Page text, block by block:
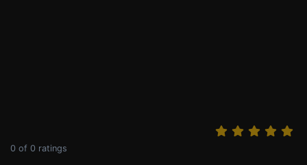
0 of 0 ratings